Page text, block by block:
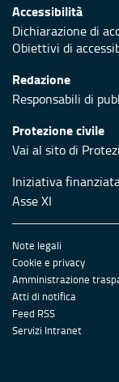
Accessibilità
Dichiarazione di
Obiettivi di
Redazione
Responsabili di
Protezione civile
Vai al sito di
Iniziativa
Asse XI
Note legali
Cookie e privacy
Amministrazione
Atti di notifica
Feed RSS
Servizi Intranet